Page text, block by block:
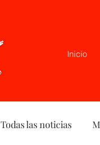
Inicio
Todas las noticias